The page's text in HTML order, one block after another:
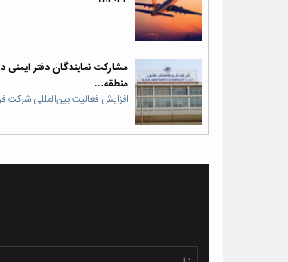
منطقه…
افزایش فعالیت بین‌المللی شرکت